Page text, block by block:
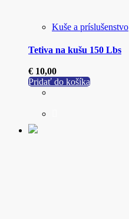
Kuše a príslušenstvo
Tetiva na kušu 150 Lbs
€ 10,00
Pridať do košíka